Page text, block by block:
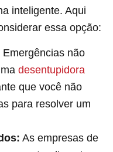
inteligente. Aqui
essa opção:
Emergências não
desentupidora
que você não
para resolver um
As empresas de